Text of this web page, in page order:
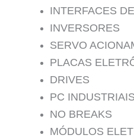
INTERFACES
INVERSORES
SERVO
PLACAS
DRIVES
PC INDUSTRIAIS
NO BREAKS
MÓDULOS